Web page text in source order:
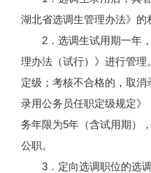
湖北省选调生管理办法》的
2．选调生试用期一年
理办法（试行）》进行管
定级；考核不合格的，取
录用公务员任职定级规定
务年限为5年（含试用期）
公职。
3．定向选调职位的选